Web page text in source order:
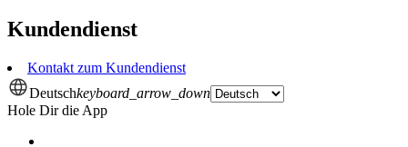
Kundendienst
Kontakt zum Kundendienst
Deutschkeyboard_arrow_down
Hole Dir die App